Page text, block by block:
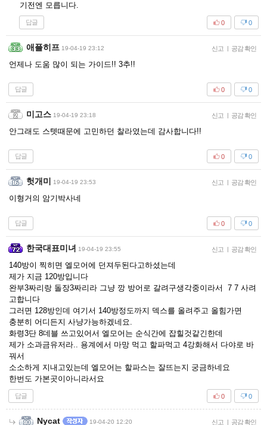
기전엔 모릅니다.
답글 0
0
애플히프 19-04-19 23:12 신고 | 공감 확인
언제나 도움 많이 되는 가이드!! 3추!!
답글 0
0
미고스 19-04-19 23:18 신고 | 공감 확인
안그래도 스텟때문에 고민하던 찰라였는데 감사합니다!!
답글 0
0
헛개미 19-04-19 23:53 신고 | 공감 확인
이형거의 암기박사네
답글 0
0
한국대표미녀 19-04-19 23:55 신고 | 공감 확인
140방이 찍히면 엘모어에 던져두된다고하셨는데
제가 지금 120방입니다
완부3짜리랑 돌장3짜리라 그냥 깡 방어로 갈려구생각중이라서 7 7 사려
고합니다
그러면 128방인데 여기서 140방정도까지 덱스를 올려주고 올힘가면
충분히 어디든지 사냥가능하겠네요.
화령3단 8데블 쓰고있어서 엘모어는 순식간에 잡힐것같긴한데
제가 소과금유저라.. 용계에서 마망 먹고 할파먹고 4강화해서 다야로 바
꿔서
소소하게 지내고있는데 엘모어는 할파스는 잘뜨는지 궁금하네요
한번도 가본곳이아니라서요
답글 0
0
Nycat 19-04-20 12:20 신고 | 공감 확인